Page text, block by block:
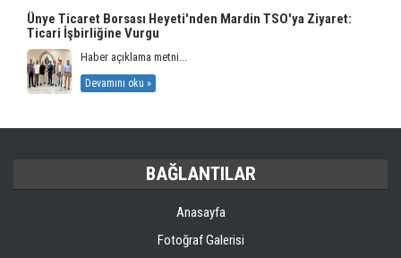
Ünye Ticaret Borsası Heyeti'nden Mardin TSO'ya Ziyaret:
Ticari İşbirliğine Vurgu
Haber açıklama metni...
Devamını oku »
BAĞLANTILAR
Anasayfa
Fotoğraf Galerisi